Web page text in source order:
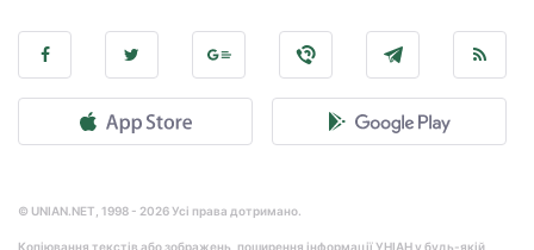
© UNIAN.NET, 1998 - 2026 Усі права дотримано.
Копіювання текстів або зображень, поширення інформації УНІАН у будь-якій